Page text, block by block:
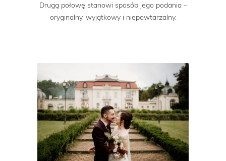
Drugą połowę stanowi sposób jego podania –
oryginalny, wyjątkowy i niepowtarzalny.